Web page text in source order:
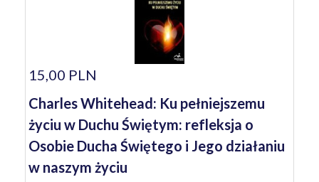
15,00 PLN
Charles Whitehead: Ku pełniejszemu
życiu w Duchu Świętym: refleksja o
Osobie Ducha Świętego i Jego działaniu
w naszym życiu